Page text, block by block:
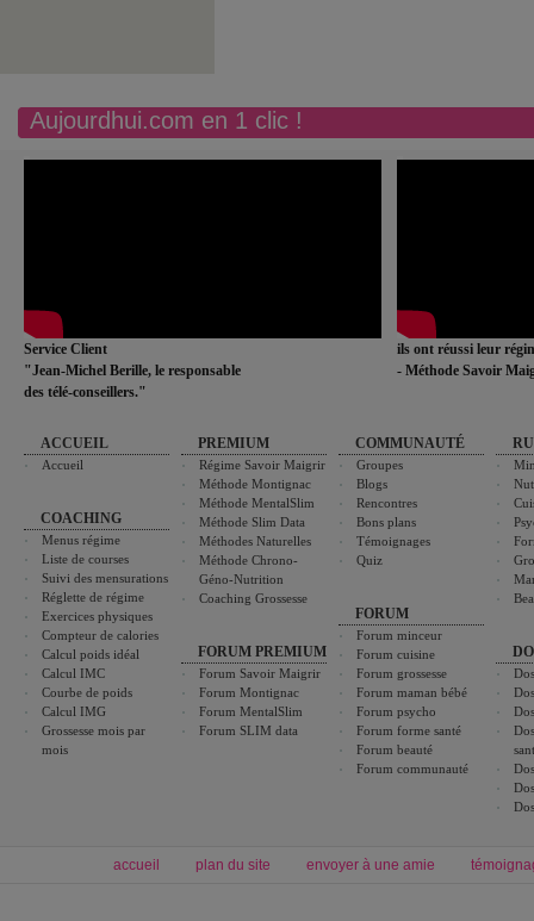
Aujourdhui.com en 1 clic !
Service Client
"Jean-Michel Berille, le responsable
des télé-conseillers."
ils ont réussi leur
- Méthode Savoir
ACCUEIL
Accueil
COACHING
Menus régime
Liste de courses
Suivi des mensurations
Réglette de régime
Exercices physiques
Compteur de calories
Calcul poids idéal
Calcul IMC
Courbe de poids
Calcul IMG
Grossesse mois par
mois
PREMIUM
Régime Savoir Maigrir
Méthode Montignac
Méthode MentalSlim
Méthode Slim Data
Méthodes Naturelles
Méthode Chrono-
Géno-Nutrition
Coaching Grossesse
FORUM PREMIUM
Forum Savoir Maigrir
Forum Montignac
Forum MentalSlim
Forum SLIM data
COMMUNAUTÉ
Groupes
Blogs
Rencontres
Bons plans
Témoignages
Quiz
FORUM
Forum minceur
Forum cuisine
Forum grossesse
Forum maman bébé
Forum psycho
Forum forme santé
Forum beauté
Forum communauté
accueil plan du site envoyer à une amie